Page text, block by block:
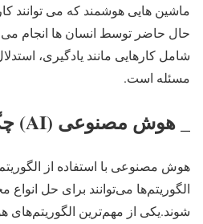
ماشین هایی هوشمند که می توانند
حال حاضر توسط انسان ها انجام می
شامل کارهایی مانند یادگیری،
مسئله است.
_ هوش مصنوعی (AI) چگونه کار می کند؟
هوش مصنوعی با استفاده از
الگوریتم‌ها می‌توانند برای حل انواع
شوند.یکی از مهم‌ترین